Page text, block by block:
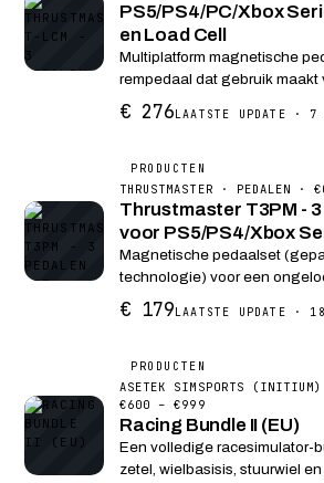
PS5/PS4/PC/Xbox
en Load Cell
Multiplatform magnetische
rempedaal dat gebruik maakt
technologie. Deze
nauwkeurigheid bij het remmen.
€ 276LAATSTE UPDATE ·
PRODUCTEN
THRUSTMASTER · PEDALEN ·
Thrustmaster T3PM -
voor PS5/PS4/Xbox
Magnetische pedaalset
technologie) voor een
resolutie die niet afneemt na
verschillende drukmodi op
€ 179LAATSTE UPDATE ·
PRODUCTEN
ASETEK SIMSPORTS (INITIUM)
€600 – €999
Racing Bundle II (EU)
Een volledige racesimulator-
zetel, wielbasisis, stuurwiel